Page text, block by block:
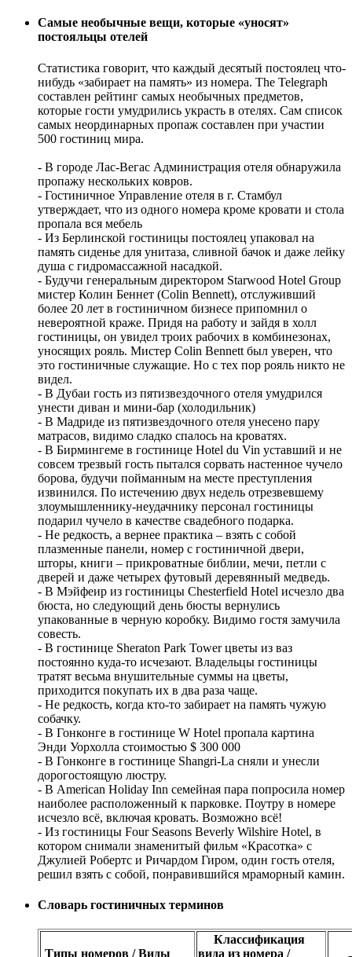
Самые необычные вещи, которые «уносят»
постояльцы отелей
Статистика говорит, что каждый десятый постоялец что-
нибудь «забирает на память» из номера. The Telegraph
составлен рейтинг самых необычных предметов,
которые гости умудрились украсть в отелях. Сам список
самых неординарных пропаж составлен при участии
500 гостиниц мира.
- В городе Лас-Вегас Администрация отеля обнаружила
пропажу нескольких ковров.
- Гостиничное Управление отеля в г. Стамбул
утверждает, что из одного номера кроме кровати и стола
пропала вся мебель
- Из Берлинской гостиницы постоялец упаковал на
память сиденье для унитаза, сливной бачок и даже лейку
душа с гидромассажной насадкой.
- Будучи генеральным директором Starwood Hotel Group
мистер Колин Беннет (Colin Bennett), отслуживший
более 20 лет в гостиничном бизнесе припомнил о
невероятной краже. Придя на работу и зайдя в холл
гостиницы, он увидел троих рабочих в комбинезонах,
уносящих рояль. Мистер Colin Bennett был уверен, что
это гостиничные служащие. Но с тех пор рояль никто не
видел.
- В Дубаи гость из пятизвездочного отеля умудрился
унести диван и мини-бар (холодильник)
- В Мадриде из пятизвездочного отеля унесено пару
матрасов, видимо сладко спалось на кроватях.
- В Бирмингеме в гостинице Hotel du Vin уставший и не
совсем трезвый гость пытался сорвать настенное чучело
борова, будучи пойманным на месте преступления
извинился. По истечению двух недель отрезвевшему
злоумышленнику-неудачнику персонал гостиницы
подарил чучело в качестве свадебного подарка.
- Не редкость, а вернее практика – взять с собой
плазменные панели, номер с гостиничной двери,
шторы, книги – прикроватные библии, мечи, петли с
дверей и даже четырех футовый деревянный медведь.
- В Мэйфеир из гостиницы Chesterfield Hotel исчезло два
бюста, но следующий день бюсты вернулись
упакованные в черную коробку. Видимо гостя замучила
совесть.
- В гостинице Sheraton Park Tower цветы из ваз
постоянно куда-то исчезают. Владельцы гостиницы
тратят весьма внушительные суммы на цветы,
приходится покупать их в два раза чаще.
- Не редкость, когда кто-то забирает на память чужую
собачку.
- В Гонконге в гостинице W Hotel пропала картина
Энди Уорхолла стоимостью $ 300 000
- В Гонконге в гостинице Shangri-La сняли и унесли
дорогостоящую люстру.
- В American Holiday Inn семейная пара попросила номер
наиболее расположенный к парковке. Поутру в номере
исчезло всё, включая кровать. Возможно всё!
- Из гостиницы Four Seasons Beverly Wilshire Hotel, в
котором снимали знаменитый фильм «Красотка» с
Джулией Робертс и Ричардом Гиром, один гость отеля,
решил взять с собой, понравившийся мраморный камин.
Словарь гостиничных терминов
Типы номеров / Виды
Классификация
вида из номера /